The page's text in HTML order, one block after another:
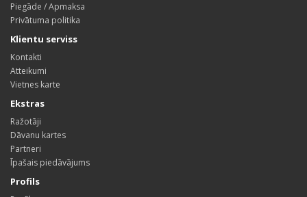
Piegāde / Apmaksa
Privātuma politika
Klientu serviss
Kontakti
Atteikumi
Vietnes karte
Ekstras
Ražotāji
Dāvanu kartes
Partneri
Īpašais piedāvājums
Profils